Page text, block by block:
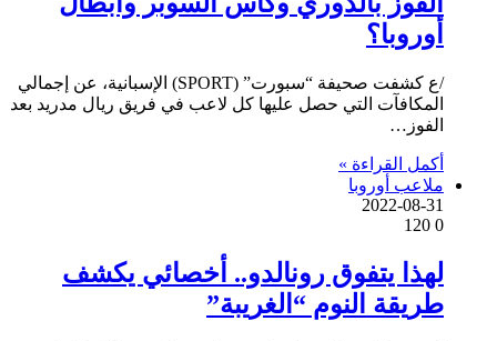
أوروبا؟
/ع كشفت صحيفة “سبورت” (SPORT) الإسبانية، عن إجمالي
المكافآت التي حصل عليها كل لاعب في فريق ريال مدريد بعد
الفوز…
أكمل القراءة »
ملاعب أوروبا
2022-08-31
0
لهذا يتفوق رونالدو.. أخصائي يكشف
طريقة النوم “الغريبة”